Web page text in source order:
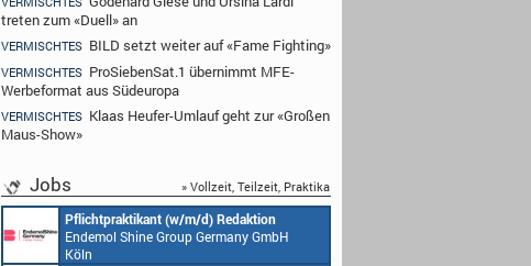
treten zum «Duell» an
VERMISCHTES BILD setzt weiter auf «Fame Fighting»
VERMISCHTES ProSiebenSat.1 übernimmt MFE-
Werbeformat aus Südeuropa
VERMISCHTES Klaas Heufer-Umlauf geht zur «Großen
Maus-Show»
Jobs » Vollzeit, Teilzeit, Praktika
Pflichtpraktikant (w/m/d) Redaktion
Endemol Shine Group Germany GmbH
Köln